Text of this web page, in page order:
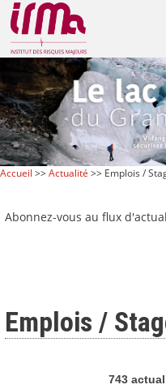
Accueil >>Actualité >> Emplois /
Abonnez-vous au flux
Emplois /
743